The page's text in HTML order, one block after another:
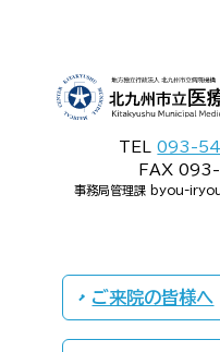
TEL093-
FAX
事務局管理課 byou-
ご来院の皆様へ